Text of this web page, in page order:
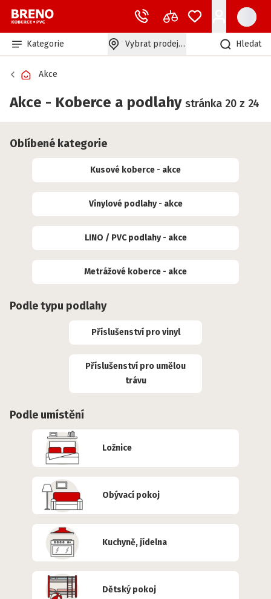
Kategorie Vybrat prodejnu Hledat
Akce
Akce - Koberce a podlahy stránka 20 z 24
Oblíbené kategorie
Kusové koberce - akce
Vinylové podlahy - akce
LINO / PVC podlahy - akce
Metrážové koberce - akce
Podle typu podlahy
Příslušenství pro vinyl
Příslušenství pro umělou
trávu
Podle umístění
Ložnice
Obývací pokoj
Kuchyně, jídelna
Dětský pokoj